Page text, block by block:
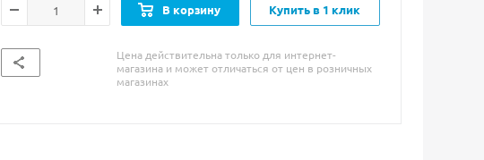
В корзину Купить в 1 клик
Цена действительна только для интернет-
магазина и может отличаться от цен в розничных
магазинах